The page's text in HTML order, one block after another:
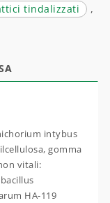
tindalizzati
,
intybus
gomma
vitali:
HA-119